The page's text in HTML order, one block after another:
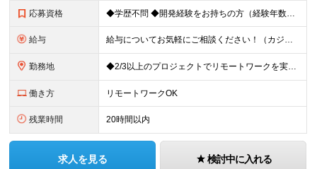
応募資格 ◆学歴不問 ◆開発経験をお持ちの方（経験年数不問） ＜こんな方は大歓迎！＞ ◎今の収入をもっと増やしたい ◎もっと上流の案件で活躍したい ◎将来のキャリアにつながる案件に携わりたい ◎自分のやりたい
給与 給与についてお気軽にご相談ください！（カジュアル面談可能） 月給35万円～＋各種手当＋賞与2回 ※固定残業代は、時間外労働の有無に関わらず40時間分を87,500円～支給 ※超過分は別途支給 ※試用
勤務地 ◆2/3以上のプロジェクトでリモートワークを実施中！ ≪自社拠点≫ ・東京本社／東京都千代田区丸の内二丁目6番1号 丸の内パークビルディング6階 ・関西支社／⼤阪府⼤阪市中央区安⼟町2-3-13 ⼤
働き方 リモートワークOK
残業時間 20時間以内
求人を見る 検討中に入れる